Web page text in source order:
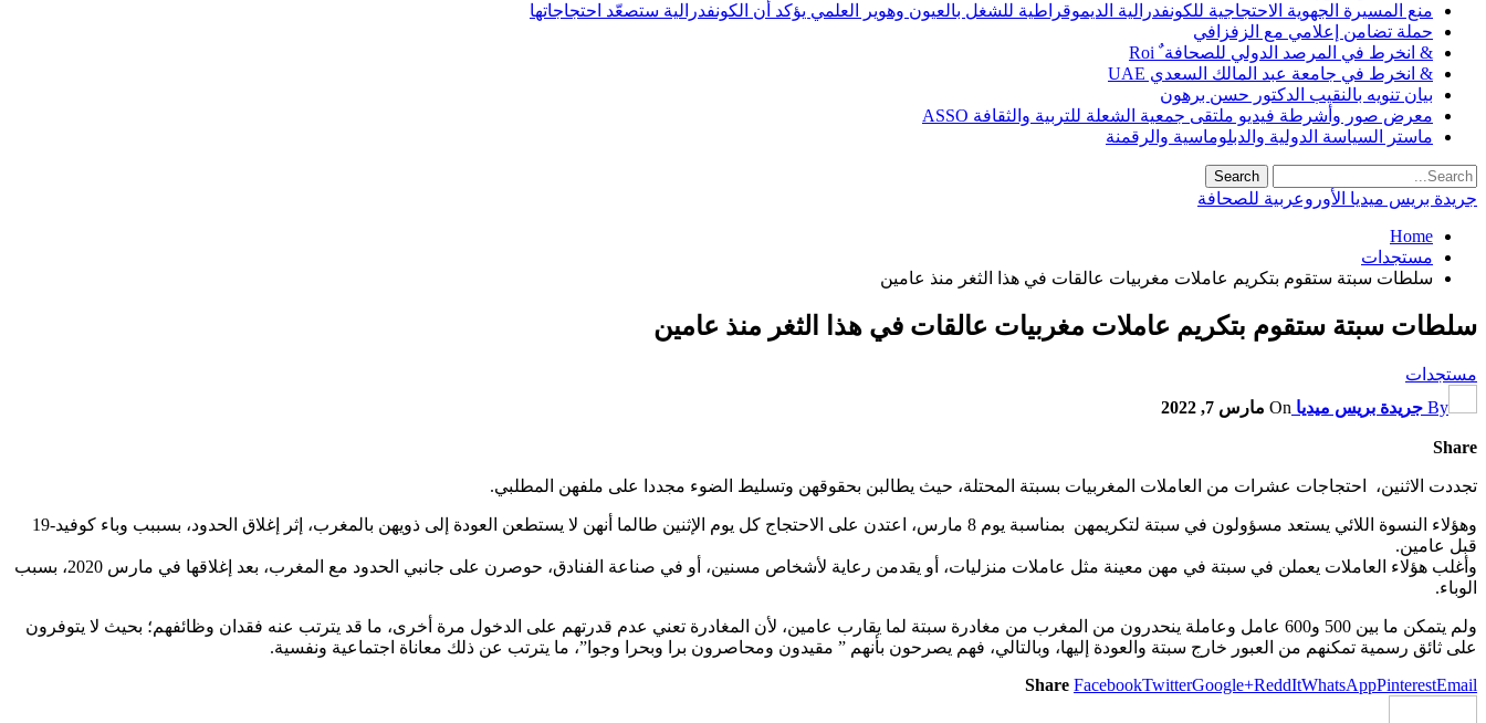
منع المسيرة الجهوية الاحتجاجية للكونفدرالية الديموقراطية للشغل بالعيون وهوير العلمي يؤكد أن الكونفدرالية ستصعّد احتجاجاتها
حملة تضامن إعلامي مع الزفزافي
& انخرط في المرصد الدولي للصحافة ٌ Roi
& انخرط في جامعة عبد المالك السعدي UAE
بيان تنويه بالنقيب الدكتور حسن برهون
معرض صور وأشرطة فيديو ملتقى جمعية الشعلة للتربية والثقافة ASSO
ماستر السياسة الدولية والدبلوماسية والرقمنة
جريدة بريس ميديا الأوروعربية للصحافة
Home
مستجدات
سلطات سبتة ستقوم بتكريم عاملات مغربيات عالقات في هذا الثغر منذ عامين
سلطات سبتة ستقوم بتكريم عاملات مغربيات عالقات في هذا الثغر منذ عامين
مستجدات
By جريدة بريس ميديا On مارس 7, 2022
Share
تجددت الاثنين، احتجاجات عشرات من العاملات المغربيات بسبتة المحتلة، حيث يطالبن بحقوقهن وتسليط الضوء مجددا على ملفهن المطلبي.
وهؤلاء النسوة اللائي يستعد مسؤولون في سبتة لتكريمهن بمناسبة يوم 8 مارس، اعتدن على الاحتجاج كل يوم الإثنين طالما أنهن لا يستطعن العودة إلى ذويهن بالمغرب، إثر إغلاق الحدود، بسببب وباء كوفيد-19
قبل عامين.
وأغلب هؤلاء العاملات يعملن في سبتة في مهن معينة مثل عاملات منزليات، أو يقدمن رعاية لأشخاص مسنين، أو في صناعة الفنادق، حوصرن على جانبي الحدود مع المغرب، بعد إغلاقها في مارس 2020، بسبب
الوباء.
ولم يتمكن ما بين 500 و600 عامل وعاملة ينحدرون من المغرب من مغادرة سبتة لما يقارب عامين، لأن المغادرة تعني عدم قدرتهم على الدخول مرة أخرى، ما قد يترتب عنه فقدان وظائفهم؛ بحيث لا يتوفرون
على ثائق رسمية تمكنهم من العبور خارج سبتة والعودة إليها، وبالتالي، فهم يصرحون بأنهم ” مقيدون ومحاصرون برا وبحرا وجوا”، ما يترتب عن ذلك معاناة اجتماعية ونفسية.
Share FacebookTwitterGoogle+ReddItWhatsAppPinterestEmail